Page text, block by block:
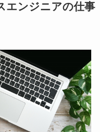
エンジニアの仕事